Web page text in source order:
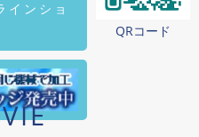
ンショ
QRコード